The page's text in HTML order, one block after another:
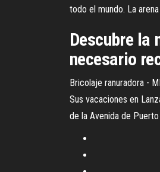
todo el mundo. La
Descubre la
necesario
Bricolaje ranuradora -
Sus vacaciones en
de la Avenida de Puerto